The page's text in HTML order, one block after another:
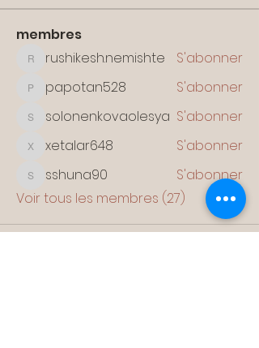
membres
rushikesh.nemishte
rushikesh.nemishte S'abonner
papotan528
papotan528 S'abonner
solonenkovaolesya
solonenkovaolesya S'abonner
xetalar648
xetalar648 S'abonner
sshuna90
sshuna90
S'abonner
Voir tous les membres (27)